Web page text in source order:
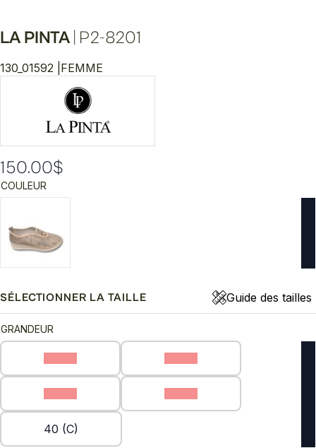
LA PINTA P2-8201
130_01592 | FEMME
150.00$
COULEUR
SÉLECTIONNER LA TAILLE Guide des tailles
GRANDEUR
40 (C)